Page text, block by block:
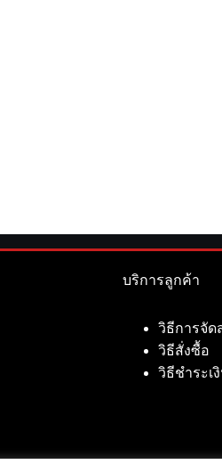
บริการลูกค้า
วิธีการจัด
วิธีสั่งซื้อ
วิธีชำระเ